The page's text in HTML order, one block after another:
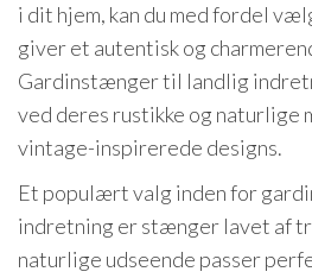
i dit hjem, kan du med fordel
giver et autentisk og
Gardinstænger til landlig
ved deres rustikke og naturlige
vintage-inspirerede designs.
Et populært valg inden for
indretning er stænger lavet af
naturlige udseende passer